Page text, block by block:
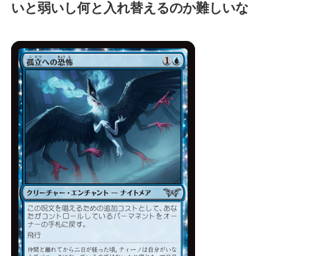
いと弱いし何と入れ替えるのか難しいな